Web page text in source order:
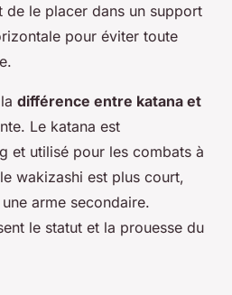
le placer dans un support
pour éviter toute
différence entre katana et
Le katana est
et utilisé pour les combats à
wakizashi est plus court,
arme secondaire.
le statut et la prouesse du